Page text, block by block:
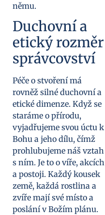
němu.
Duchovní a
etický rozměr
správcovství
Péče o stvoření má
rovněž silné duchovní a
etické dimenze. Když se
staráme o přírodu,
vyjadřujeme svou úctu k
Bohu a jeho dílu, čímž
prohlubujeme náš vztah
s ním. Je to o víře, akcích
a postoji. Každý kousek
země, každá rostlina a
zvíře mají své místo a
poslání v Božím plánu.